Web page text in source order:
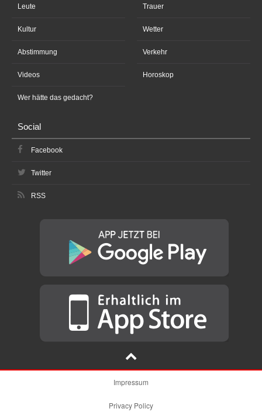
Leute
Kultur
Abstimmung
Videos
Wer hätte das gedacht?
Trauer
Wetter
Verkehr
Horoskop
Social
Facebook
Twitter
RSS
Impressum
Privacy Policy